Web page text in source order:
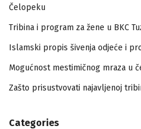
Čelopeku
Tribina i program za žene u BKC
Islamski propis šivenja odjeće i
Mogućnost mestimičnog mraza u
Zašto prisustvovati najavljenoj
Categories